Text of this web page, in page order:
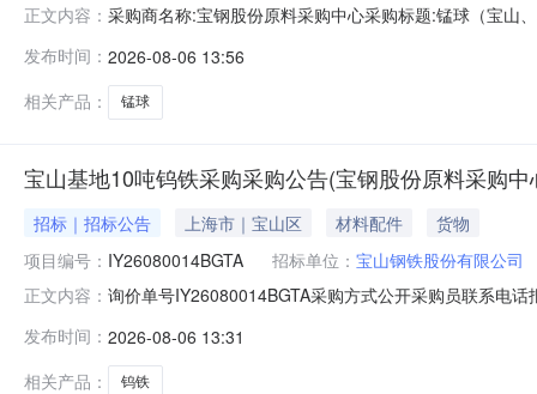
正文内容： 采购商名称:宝钢股份原料采购中心采购标题:锰球（宝山
发布时间： 2026-08-06 13:56
相关产品：
锰球
宝山基地10吨钨铁采购采购公告(宝钢股份原料采购中
招标｜招标公告 上海市｜宝山区 材料配件
货物
项目编号： IY26080014BGTA 招标单位： 宝山钢铁股份有限公司
正文内容： 询价单号IY26080014BGTA采购方式公开采购员联系电
保证金额度：300000.0元三、商务条款：定价说明：湿
发布时间： 2026-08-06 13:31
相关产品：
钨铁